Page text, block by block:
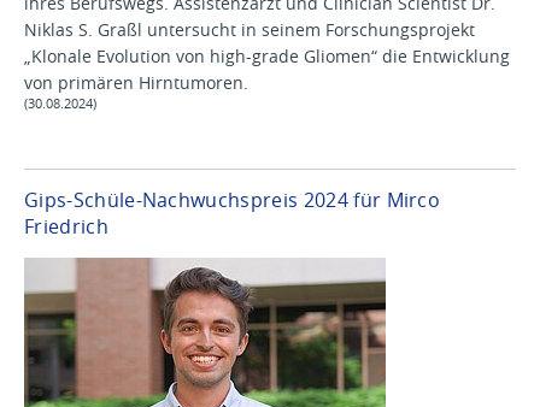
Niklas S. Graßl untersucht in seinem Forschungsprojekt
„Klonale Evolution von high-grade Gliomen“ die Entwicklung
von primären Hirntumoren.
(30.08.2024)
Gips-Schüle-Nachwuchspreis 2024 für Mirco
Friedrich